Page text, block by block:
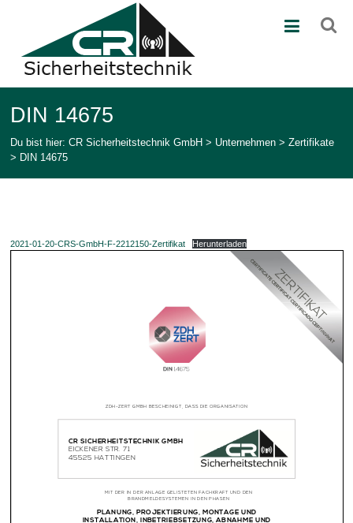
Sicherheitstechnik
GmbH
Ihr
Partner
in
der
DIN 14675
Du bist hier: CR Sicherheitstechnik GmbH > Unternehmen >Zertifikate
> DIN 14675
2021-01-20-CRS-GmbH-F-2212150-Zertifikat Herunterladen